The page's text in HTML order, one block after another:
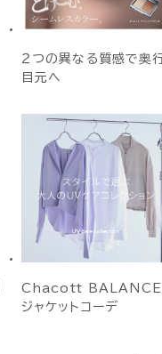
２つの異なる質感で奥
目元へ
Chacott BALANCE
ジャケットコーデ